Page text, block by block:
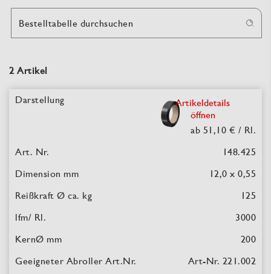
2 Artikel
Bestelltabelle durchsuchen
Artikeldetails
öffnen
ab 51,10 € / Rl.
148.425
12,0 x 0,55
125
3000
200
Art-Nr. 221.002